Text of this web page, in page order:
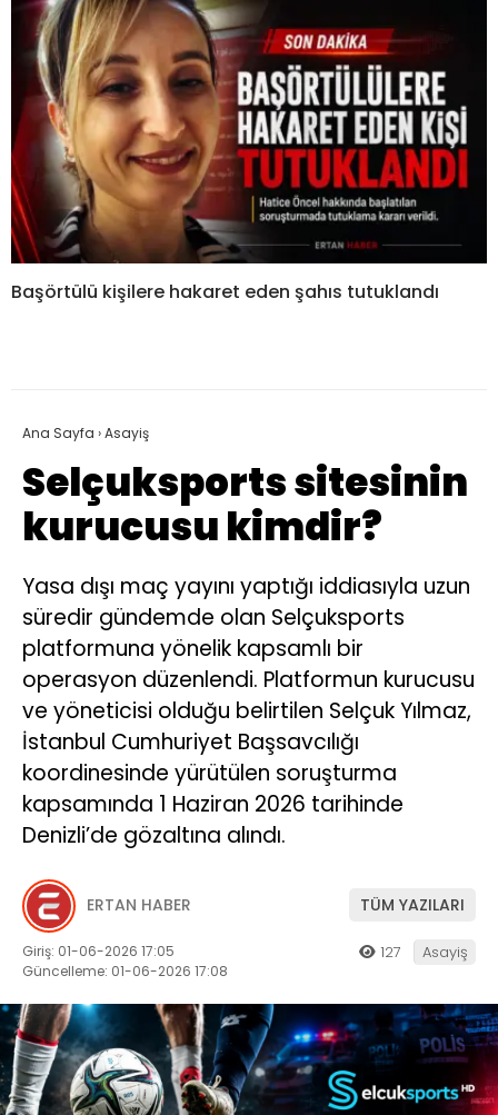
Başörtülü kişilere hakaret eden şahıs tutuklandı
Ana Sayfa ›Asayiş
Selçuksports sitesinin
kurucusu kimdir?
Yasa dışı maç yayını yaptığı iddiasıyla uzun
süredir gündemde olan Selçuksports
platformuna yönelik kapsamlı bir
operasyon düzenlendi. Platformun kurucusu
ve yöneticisi olduğu belirtilen Selçuk Yılmaz,
İstanbul Cumhuriyet Başsavcılığı
koordinesinde yürütülen soruşturma
kapsamında 1 Haziran 2026 tarihinde
Denizli’de gözaltına alındı.
ERTAN HABER TÜM YAZILARI
Giriş: 01-06-2026 17:05
Güncelleme: 01-06-2026 17:08
127 Asayiş